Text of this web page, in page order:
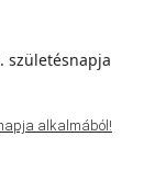
alkalmából!